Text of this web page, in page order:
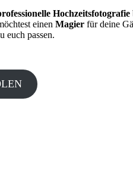
Hochzeitsfotografie
einen Magier für deine
euch passen.